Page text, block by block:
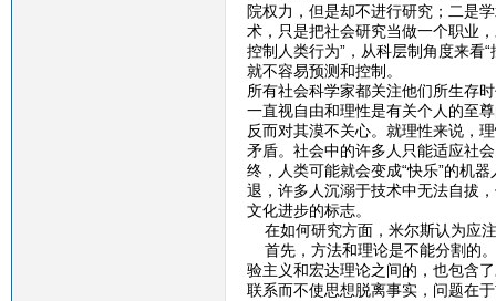
院权力，但是却不进行研究；二是
术，只是把社会研究当做一个职业
控制人类行为”，从科层制角度来看
就不容易预测和控制。
所有社会科学家都关注他们所生存
一直视自由和理性是有关个人的至
反而对其漠不关心。就理性来说，
矛盾。社会中的许多人只能适应社
终，人类可能就会变成“快乐”的机
退，许多人沉溺于技术中无法自拔
文化进步的标志。
在如何研究方面，米尔斯认为应
首先，方法和理论是不能分割的
验主义和宏达理论之间的，也包含
联系而不使思想脱离事实，问题在